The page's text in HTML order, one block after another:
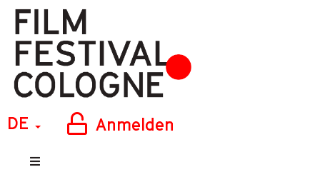
DE Anmelden